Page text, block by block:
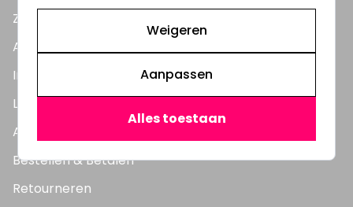
Zakelijke klant worden
Account aanmaken
Inloggen in account
Levering
Afhalen
Bestellen & Betalen
Retourneren
Weigeren
Aanpassen
Alles toestaan